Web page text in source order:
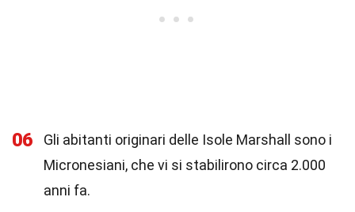
06
Gli abitanti originari delle Isole Marshall sono i
Micronesiani, che vi si stabilirono circa 2.000
anni fa.